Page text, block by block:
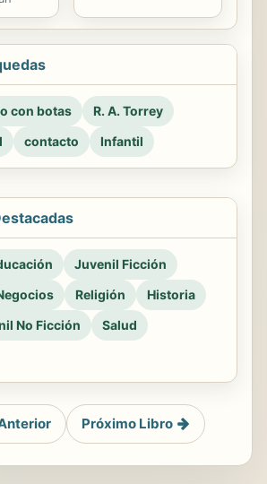
con botas
R. A. Torrey
contacto Infantil
Juvenil Ficción
Religión
Historia
No Ficción
Salud
Próximo Libro